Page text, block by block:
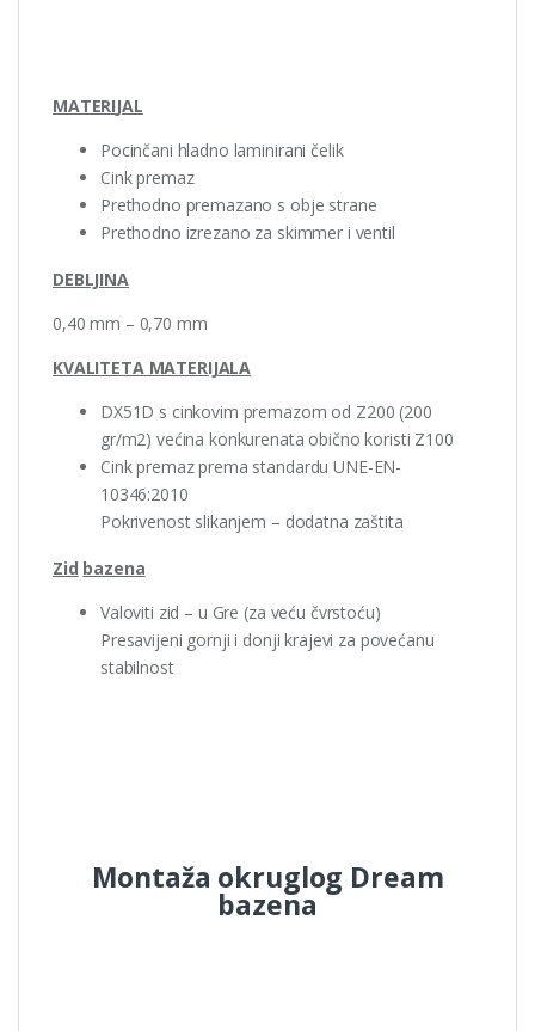
MATERIJAL
Pocinčani hladno laminirani čelik
Cink premaz
Prethodno premazano s obje strane
Prethodno izrezano za skimmer i ventil
DEBLJINA
0,40 mm – 0,70 mm
KVALITETA MATERIJALA
DX51D s cinkovim premazom od Z200 (200
gr/m2) većina konkurenata obično koristi Z100
Cink premaz prema standardu UNE-EN-
10346:2010
Pokrivenost slikanjem – dodatna zaštita
Zid bazena
Valoviti zid – u Gre (za veću čvrstoću)
Presavijeni gornji i donji krajevi za povećanu
stabilnost
Montaža okruglog Dream
bazena